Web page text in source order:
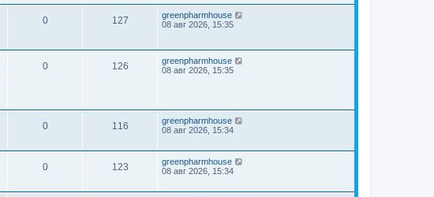
0 127
greenpharmhouse
08 авг 2026, 15:35
0 126
greenpharmhouse
08 авг 2026, 15:35
0 116
greenpharmhouse
08 авг 2026, 15:34
0 123
greenpharmhouse
08 авг 2026, 15:34